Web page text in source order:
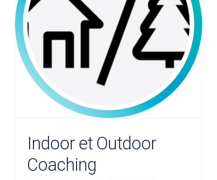
Indoor et Outdoor
Coaching